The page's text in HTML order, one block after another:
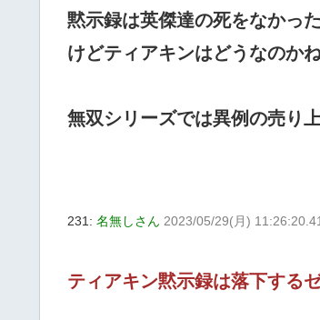
黙示録は英傑達の死をなかっ
けどティアキンはどうなのか
無双シリーズでは異例の売り
231: 名無しさん 2023/05/29(月)
ティアキン黙示録は落下する